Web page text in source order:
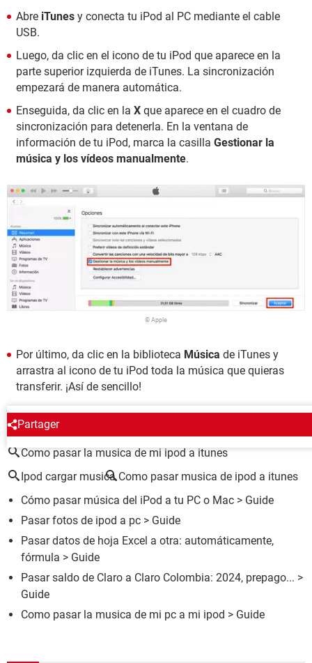
Abre iTunes y conecta tu iPod al PC mediante el cable
USB.
Luego, da clic en el icono de tu iPod que aparece en la
parte superior izquierda de iTunes. La sincronización
empezará de manera automática.
Enseguida, da clic en la X que aparece en el cuadro de
sincronización para detenerla. En la ventana de
información de tu iPod, marca la casilla Gestionar la
música y los vídeos manualmente.
© Apple
Por último, da clic en la biblioteca Música de iTunes y
arrastra al icono de tu iPod toda la música que quieras
transferir. ¡Así de sencillo!
Partager
ALREDEDOR DEL MISMO TEMA
Como pasar la musica de mi ipod a itunes
Ipod cargar musica Como pasar musica de ipod a itunes
Cómo pasar música del iPod a tu PC o Mac > Guide
Pasar fotos de ipod a pc > Guide
Pasar datos de hoja Excel a otra: automáticamente,
fórmula > Guide
Pasar saldo de Claro a Claro Colombia: 2024, prepago... >
Guide
Como pasar la musica de mi pc a mi ipod > Guide